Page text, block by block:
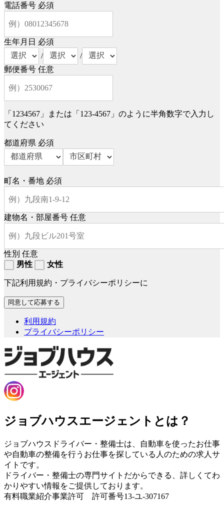
電話番号 必須
生年月日 必須
/
/
郵便番号 任意
「1234567」または「123-4567」のように半角数字で入力し
てください
都道府県 必須
町名・番地 必須
建物名・部屋番号 任意
性別 任意
男性
女性
下記利用規約・プライバシーポリシーに
利用規約
プライバシーポリシー
ジョブハウスエージェントとは？
ジョブハウスドライバー・整備士は、自動車を使ったお仕事
や自動車の整備を行うお仕事を探している人のための求人サ
イトです。
ドライバー・整備士の専門サイトだからできる、詳しくてわ
かりやすい情報をご提供しております。
有料職業紹介事業許可 許可番号13-ユ-307167